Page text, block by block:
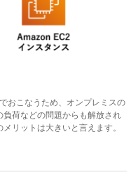
おこなうため、オンプレミスの
荷などの問題からも解放され
リットは大きいと言えます。